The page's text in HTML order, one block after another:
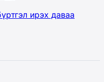
ирэх даваа